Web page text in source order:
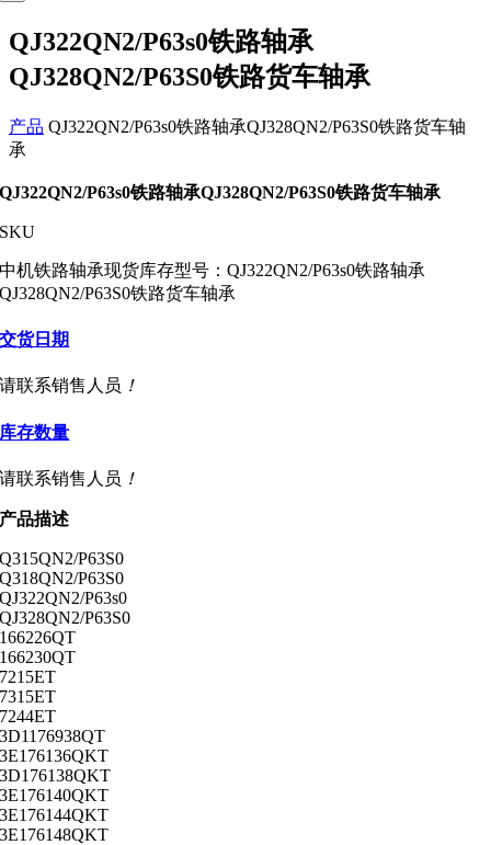
QJ322QN2/P63s0铁路轴承
QJ328QN2/P63S0铁路货车轴承
产品 QJ322QN2/P63s0铁路轴承QJ328QN2/P63S0铁路货车轴
承
QJ322QN2/P63s0铁路轴承QJ328QN2/P63S0铁路货车轴承
SKU
中机铁路轴承现货库存型号：QJ322QN2/P63s0铁路轴承
QJ328QN2/P63S0铁路货车轴承
交货日期
请联系销售人员 ！
库存数量
请联系销售人员 ！
产品描述
Q315QN2/P63S0
Q318QN2/P63S0
QJ322QN2/P63s0
QJ328QN2/P63S0
166226QT
166230QT
7215ET
7315ET
7244ET
3D1176938QT
3E176136QKT
3D176138QKT
3E176140QKT
3E176144QKT
3E176148QKT